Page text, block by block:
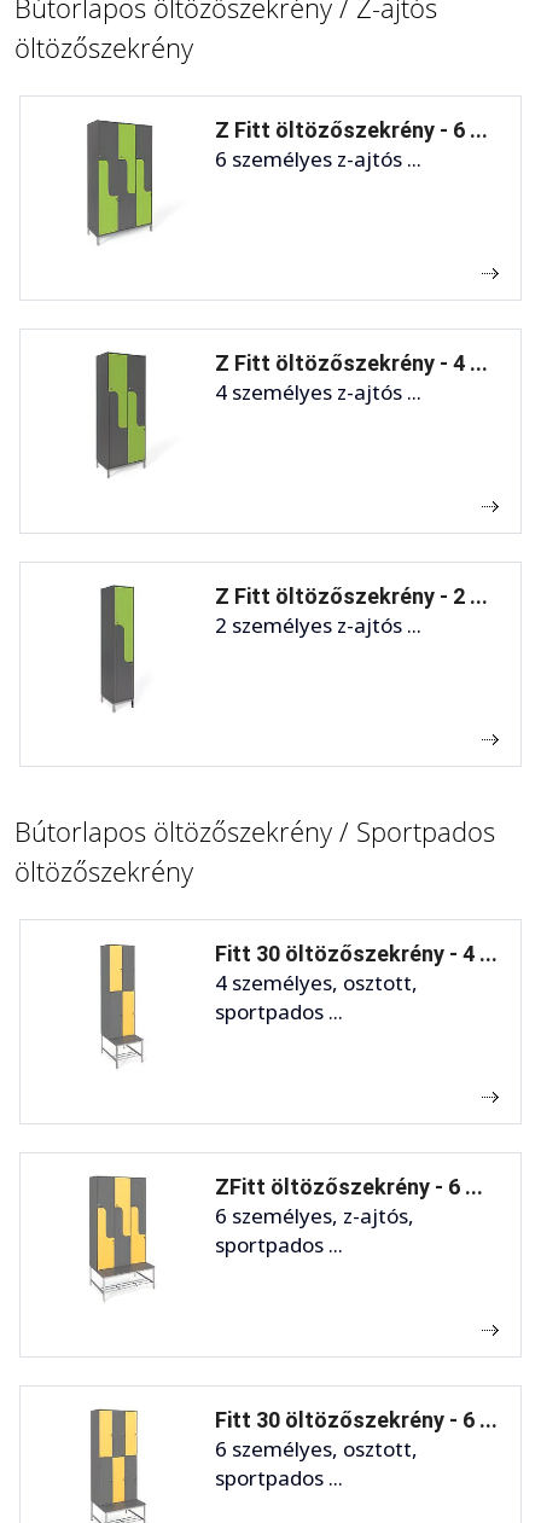
Bútorlapos öltözőszekrény / Z-ajtós
öltözőszekrény
Z Fitt öltözőszekrény - 6 ...
6 személyes z-ajtós ...
Z Fitt öltözőszekrény - 4 ...
4 személyes z-ajtós ...
Z Fitt öltözőszekrény - 2 ...
2 személyes z-ajtós ...
Bútorlapos öltözőszekrény / Sportpados
öltözőszekrény
Fitt 30 öltözőszekrény - 4 ...
4 személyes, osztott,
sportpados ...
ZFitt öltözőszekrény - 6 ...
6 személyes, z-ajtós,
sportpados ...
Fitt 30 öltözőszekrény - 6 ...
6 személyes, osztott,
sportpados ...